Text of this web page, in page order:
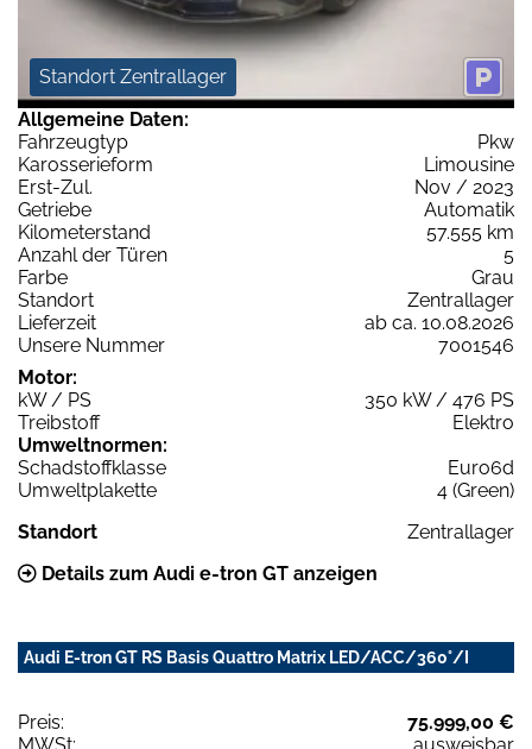
Standort Zentrallager
Allgemeine Daten:
Fahrzeugtyp
Pkw
Karosserieform
Limousine
Erst-Zul.
Nov / 2023
Getriebe
Automatik
Kilometerstand
57.555 km
Anzahl der Türen
5
Farbe
Grau
Standort
Zentrallager
Lieferzeit
ab ca. 10.08.2026
Unsere Nummer
7001546
Motor:
kW / PS
350 kW / 476 PS
Treibstoff
Elektro
Umweltnormen:
Schadstoffklasse
Euro6d
Umweltplakette
4 (Green)
Standort
Zentrallager
Details zum Audi e-tron GT anzeigen
Audi E-tron GT RS Basis Quattro Matrix LED/ACC/360°/I
Preis:
75.999,00 €
MWSt:
ausweisbar